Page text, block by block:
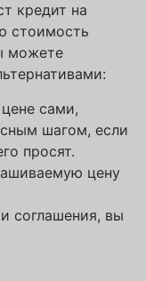
кредит на
стоимость
можете
сами,
шагом, если
просят.
цену
соглашения, вы